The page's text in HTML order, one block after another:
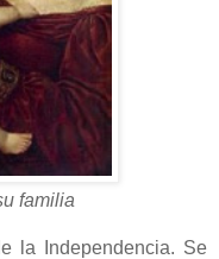
familia
la Independencia. Se